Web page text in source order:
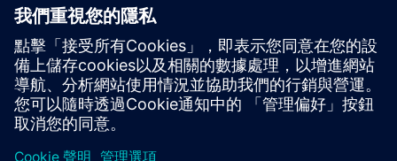
MADE-專業能力中心工業 4.0：數位和可持續發展工廠
先決條件
工程與產品生命週期管理應用